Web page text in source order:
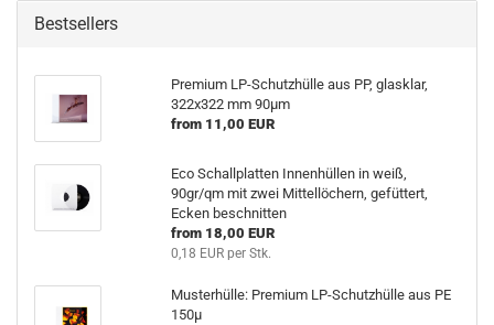
Bestsellers
Premium LP-Schutzhülle aus PP, glasklar,
322x322 mm 90µm
from 11,00 EUR
Eco Schallplatten Innenhüllen in weiß,
90gr/qm mit zwei Mittellöchern, gefüttert,
Ecken beschnitten
from 18,00 EUR
0,18 EUR per Stk.
Musterhülle: Premium LP-Schutzhülle aus PE
150µ